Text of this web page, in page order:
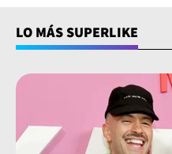
LO MÁS SUPERLIKE